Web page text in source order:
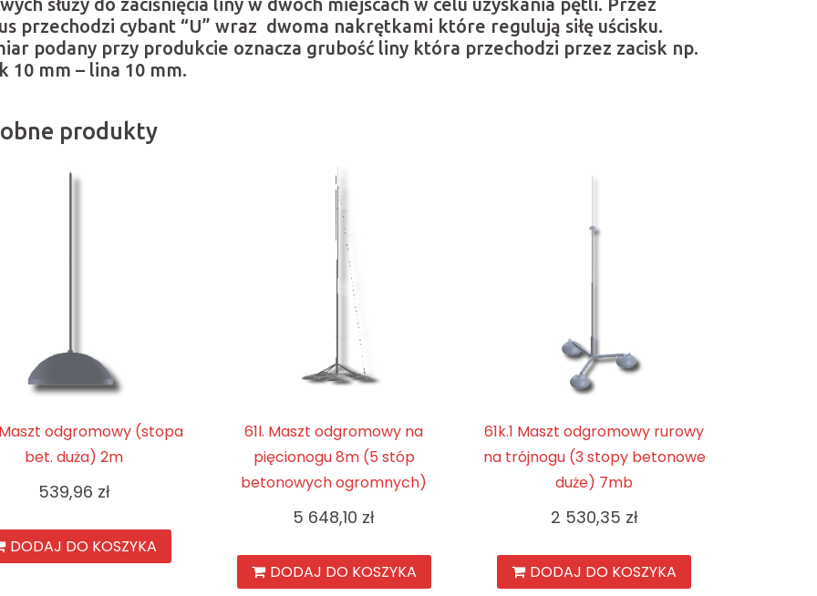
służy do zaciśnięcia liny w dwóch miejscach w celu uzyskania pętli. Przez
przechodzi cybant “U” wraz dwoma nakrętkami które regulują siłę uścisku.
podany przy produkcie oznacza grubość liny która przechodzi przez zacisk np.
10 mm – lina 10 mm.
produkty
Maszt odgromowy (stopa
bet. duża) 2m
539,96 zł
DODAJ DO KOSZYKA
61l. Maszt odgromowy na
pięcionogu 8m (5 stóp
betonowych ogromnych)
5 648,10 zł
DODAJ DO KOSZYKA
61k.1 Maszt odgromowy rurowy
na trójnogu (3 stopy betonowe
duże) 7mb
2 530,35 zł
DODAJ DO KOSZYKA